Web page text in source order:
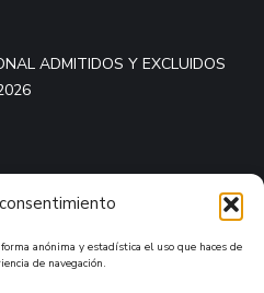
anónima y estadística el uso que haces de
de navegación.
ADMITIDOS Y EXCLUIDOS
una aplicación móvil